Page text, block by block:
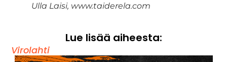
Ulla Laisi, www.taiderela.com
Lue lisää aiheesta:
Virolahti